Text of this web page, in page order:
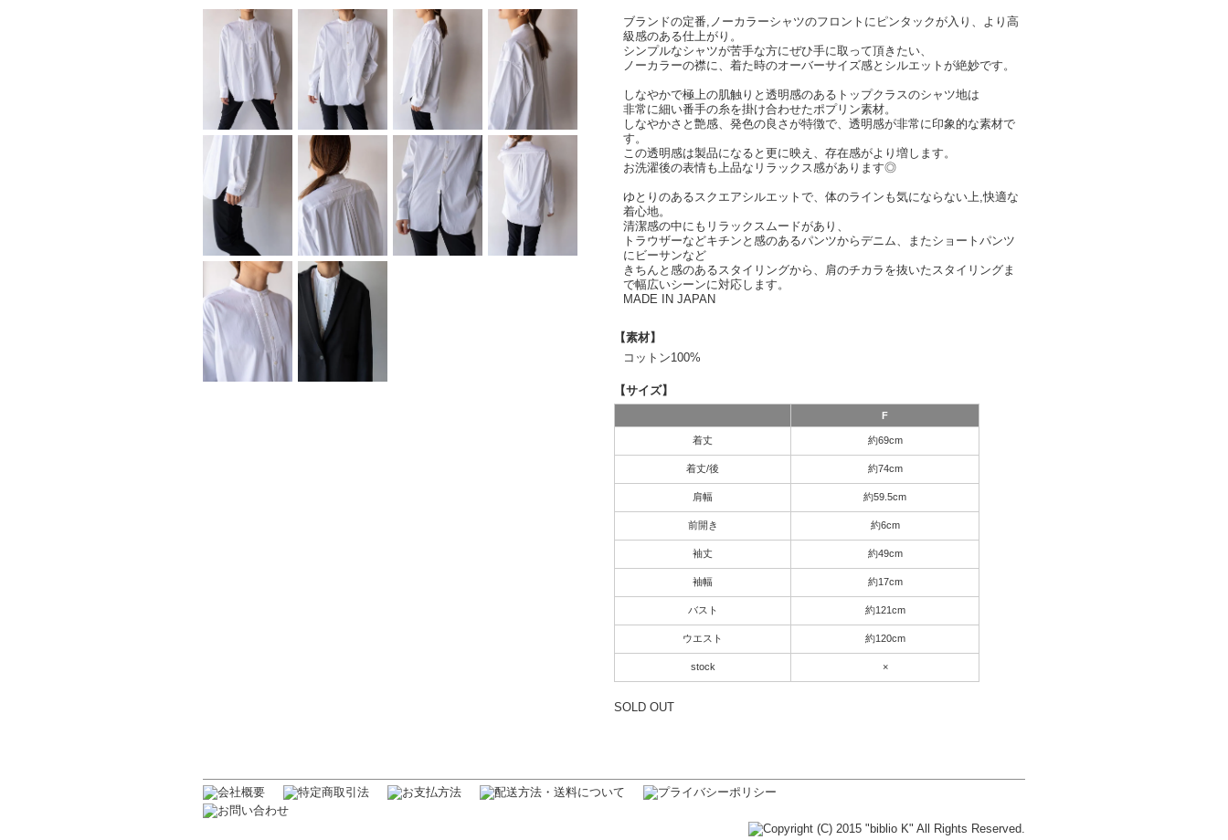
ブランドの定番,ノーカラーシャツのフロントにピンタックが入り、より高
級感のある仕上がり。
シンプルなシャツが苦手な方にぜひ手に取って頂きたい、
ノーカラーの襟に、着た時のオーバーサイズ感とシルエットが絶妙です。
しなやかで極上の肌触りと透明感のあるトップクラスのシャツ地は
非常に細い番手の糸を掛け合わせたポプリン素材。
しなやかさと艶感、発色の良さが特徴で、透明感が非常に印象的な素材で
す。
この透明感は製品になると更に映え、存在感がより増します。
お洗濯後の表情も上品なリラックス感があります◎
ゆとりのあるスクエアシルエットで、体のラインも気にならない上,快適な
着心地。
清潔感の中にもリラックスムードがあり、
トラウザーなどキチンと感のあるパンツからデニム、またショートパンツ
にビーサンなど
きちんと感のあるスタイリングから、肩のチカラを抜いたスタイリングま
で幅広いシーンに対応します。
MADE IN JAPAN
【素材】
コットン100%
【サイズ】
F
着丈 約69cm
着丈/後 約74cm
肩幅 約59.5cm
前開き 約6cm
袖丈 約49cm
袖幅 約17cm
バスト 約121cm
ウエスト 約120cm
stock ×
SOLD OUT